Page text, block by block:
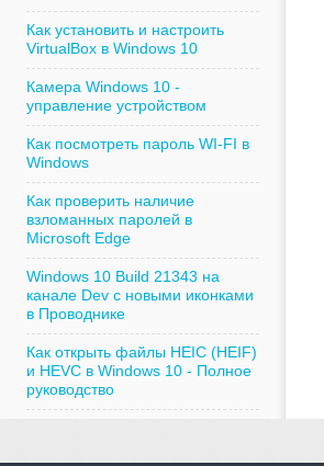
Как установить и настроить
VirtualBox в Windows 10
Камера Windows 10 -
управление устройством
Как посмотреть пароль WI-FI в
Windows
Как проверить наличие
взломанных паролей в
Microsoft Edge
Windows 10 Build 21343 на
канале Dev с новыми иконками
в Проводнике
Как открыть файлы HEIC (HEIF)
и HEVC в Windows 10 - Полное
руководство